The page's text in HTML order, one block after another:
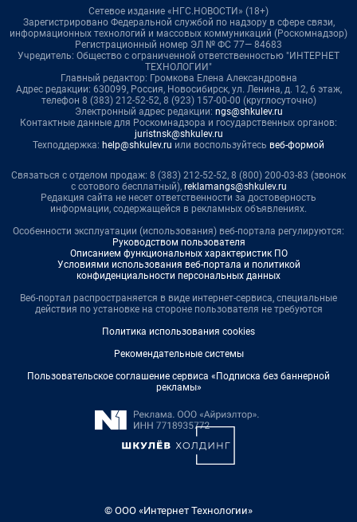
Сетевое издание «НГС.НОВОСТИ» (18+)
Зарегистрировано Федеральной службой по надзору в сфере связи,
информационных технологий и массовых коммуникаций (Роскомнадзор)
Регистрационный номер ЭЛ № ФС 77— 84683
Учредитель: Общество с ограниченной ответственностью "ИНТЕРНЕТ
ТЕХНОЛОГИИ"
Главный редактор: Громкова Елена Александровна
Адрес редакции: 630099, Россия, Новосибирск, ул. Ленина, д. 12, 6 этаж,
телефон 8 (383) 212-52-52, 8 (923) 157-00-00 (круглосуточно)
Электронный адрес редакции: ngs@shkulev.ru
Контактные данные для Роскомнадзора и государственных органов:
juristnsk@shkulev.ru
Техподдержка: help@shkulev.ru или воспользуйтесь веб-формой
Связаться с отделом продаж: 8 (383) 212-52-52, 8 (800) 200-03-83 (звонок
с сотового бесплатный), reklamangs@shkulev.ru
Редакция сайта не несет ответственности за достоверность
информации, содержащейся в рекламных объявлениях.
Особенности эксплуатации (использования) веб-портала регулируются:
Руководством пользователя
Описанием функциональных характеристик ПО
Условиями использования веб-портала и политикой
конфиденциальности персональных данных
Веб-портал распространяется в виде интернет-сервиса, специальные
действия по установке на стороне пользователя не требуются
Политика использования cookies
Рекомендательные системы
Пользовательское соглашение сервиса «Подписка без баннерной
рекламы»
© ООО «Интернет Технологии»